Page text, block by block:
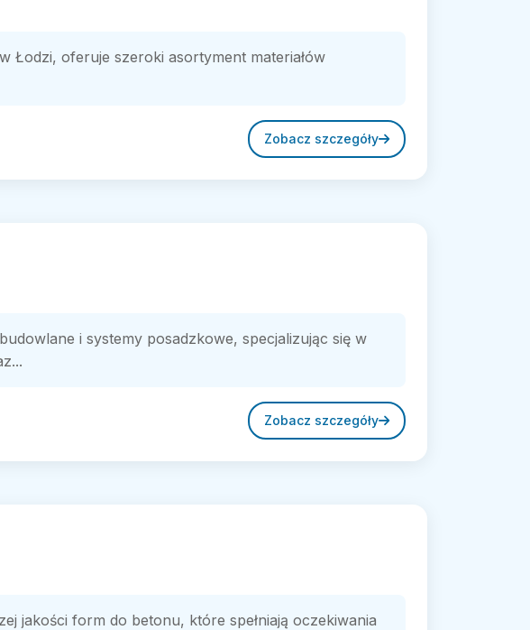
Łodzi, oferuje szeroki asortyment materiałów
Zobacz szczegóły
i systemy posadzkowe, specjalizując się w
Zobacz szczegóły
jakości form do betonu, które spełniają oczekiwania